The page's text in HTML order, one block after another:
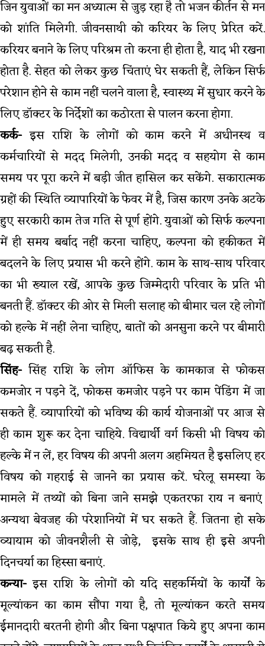
जिन युवाओं का मन अध्यात्म से जुड़ रहा है तो भजन कीर्तन से मन
को शांति मिलेगी. जीवनसाथी को करियर के लिए प्रेरित करें.
करियर बनाने के लिए परिश्रम तो करना ही होता है, याद भी रखना
होता है. सेहत को लेकर कुछ चिंताएं घेर सकती हैं, लेकिन सिर्फ
परेशान होने से काम नहीं चलने वाला है, स्वास्थ्य में सुधार करने के
लिए डॉक्टर के निर्देशों का कठोरता से पालन करना होगा.
कर्क-इस राशि के लोगों को काम करने में अधीनस्थ व
कर्मचारियों से मदद मिलेगी, उनकी मदद व सहयोग से काम
समय पर पूरा करने में बड़ी जीत हासिल कर सकेंगे. सकारात्मक
ग्रहों की स्थिति व्यापारियों के फेवर में है, जिस कारण उनके अटके
हुए सरकारी काम तेज गति से पूर्ण होंगे. युवाओं को सिर्फ कल्पना
में ही समय बर्बाद नहीं करना चाहिए, कल्पना को हकीकत में
बदलने के लिए प्रयास भी करने होंगे. काम के साथ-साथ परिवार
का भी ख्याल रखें, आपके कुछ जिम्मेदारी परिवार के प्रति भी
बनती हैं. डॉक्टर की ओर से मिली सलाह को बीमार चल रहे लोगों
को हल्के में नहीं लेना चाहिए, बातों को अनसुना करने पर बीमारी
बढ़ सकती है.
सिंह-सिंह राशि के लोग ऑफिस के कामकाज से फोकस
कमजोर न पड़ने दें, फोकस कमजोर पड़ने पर काम पेंडिंग में जा
सकते हैं. व्यापारियों को भविष्य की कार्य योजनाओं पर आज से
ही काम शुरू कर देना चाहिये. विद्यार्थी वर्ग किसी भी विषय को
हल्के में न लें, हर विषय की अपनी अलग अहमियत है इसलिए हर
विषय को गहराई से जानने का प्रयास करें. घरेलू समस्या के
मामले में तथ्यों को बिना जाने समझे एकतरफा राय न बनाएं
अन्यथा बेवजह की परेशानियों में घर सकते हैं. जितना हो सके
व्यायाम को जीवनशैली से जोड़े, इसके साथ ही इसे अपनी
दिनचर्या का हिस्सा बनाएं.
कन्या-इस राशि के लोगों को यदि सहकर्मियों के कार्यों के
मूल्यांकन का काम सौंपा गया है, तो मूल्यांकन करते समय
ईमानदारी बरतनी होगी और बिना पक्षपात किये हुए अपना काम